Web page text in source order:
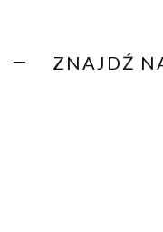
ZNAJDŹ